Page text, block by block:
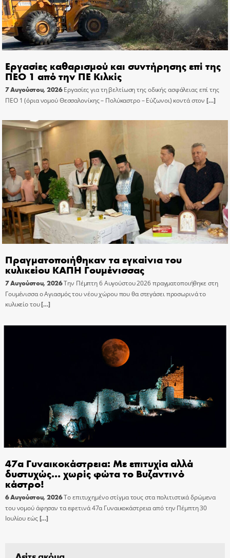
Εργασίες καθαρισμού και συντήρησης επί της
ΠΕΟ 1 από την ΠΕ Κιλκίς
7 Αυγούστου, 2026 Εργασίες για τη βελτίωση της οδικής ασφάλειας επί της
ΠΕΟ 1 (όρια νομού Θεσσαλονίκης – Πολύκαστρο – Εύζωνοι) κοντά στον […]
Πραγματοποιήθηκαν τα εγκαίνια του
κυλικείου ΚΑΠΗ Γουμένισσας
7 Αυγούστου, 2026Την Πέμπτη 6 Αυγούστου 2026 πραγματοποιήθηκε στη
Γουμένισσα ο Αγιασμός του νέου χώρου που θα στεγάσει προσωρινά το
κυλικείο του[…]
47α Γυναικοκάστρεια: Με επιτυχία αλλά
δυστυχώς… χωρίς φώτα το Βυζαντινό
κάστρο!
6 Αυγούστου, 2026Το επιτυχημένο στίγμα τους στα πολιτιστικά δρώμενα
του νομού άφησαν τα εφετινά 47α Γυναικοκάστρεια από την Πέμπτη 30
Ιουλίου εώς[…]